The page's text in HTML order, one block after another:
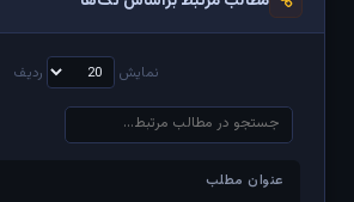
نمایش ردیف
عنوان مطلب